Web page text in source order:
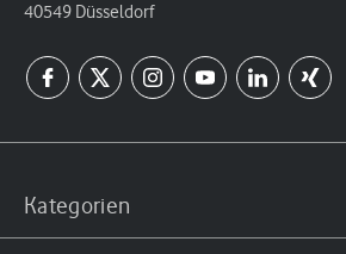
40549 Düsseldorf
Kategorien